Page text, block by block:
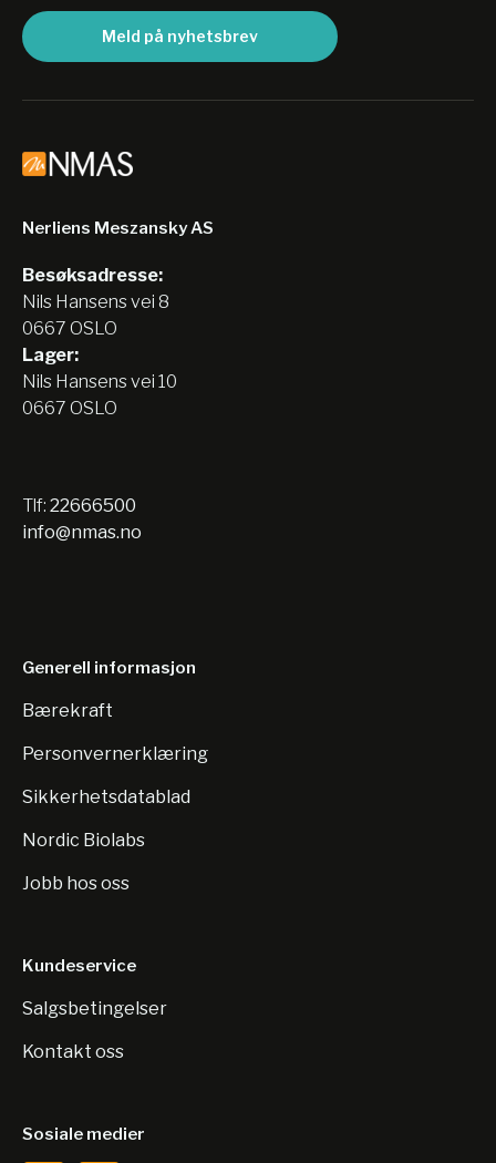
Meld på nyhetsbrev
Nerliens Meszansky AS
Besøksadresse:
Nils Hansens vei 8
0667 OSLO
Lager:
Nils Hansens vei 10
0667 OSLO
Tlf: 22666500
info@nmas.no
Generell informasjon
Bærekraft
Personvernerklæring
Sikkerhetsdatablad
Nordic Biolabs
Jobb hos oss
Kundeservice
Salgsbetingelser
Kontakt oss
Sosiale medier